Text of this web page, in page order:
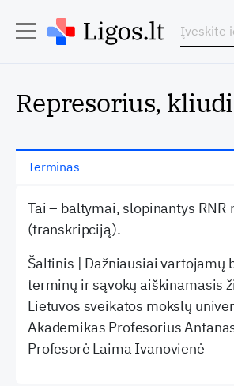
Represorius,
Terminas
Tai – baltymai, slopinantys RNR
(transkripciją).
Šaltinis | Dažniausiai vartojamų
terminų ir sąvokų aiškinamasis
Lietuvos sveikatos mokslų
Akademikas Profesorius
Profesorė Laima Ivanovienė